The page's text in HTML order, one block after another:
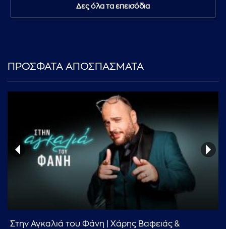
Δες όλα τα επεισόδια
ΠΡΟΣΦΑΤΑ ΑΠΟΣΠΑΣΜΑΤΑ
Στην Αγκαλιά του Φάνη | Χάρης Βαφειάς &